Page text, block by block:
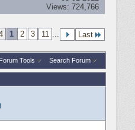
Views: 724,766
1 2 3 11 ... Last
Forum Tools Search Forum